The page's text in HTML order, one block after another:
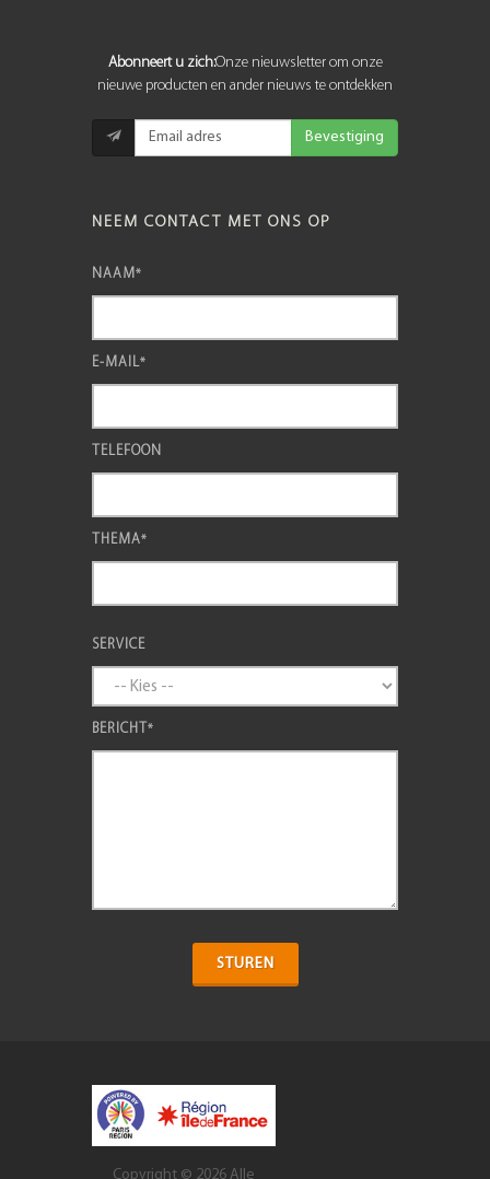
Abonneert u zich:Onze nieuwsletter om onze
nieuwe producten en ander nieuws te ontdekken
Bevestiging
NEEM CONTACT MET ONS OP
NAAM *
E-MAIL*
TELEFOON
THEMA*
SERVICE
BERICHT *
STUREN
Copyright © 2026 Alle